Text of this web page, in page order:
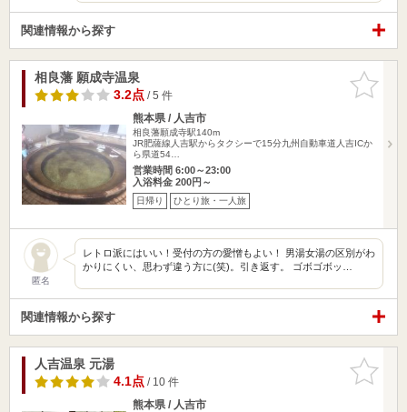
関連情報から探す
お気に入
りに追加
相良藩 願成寺温泉
3.2点/ 5 件
熊本県 / 人吉市
相良藩願成寺駅140m
JR肥薩線人吉駅からタクシーで15分九州自動車道人吉ICか
ら県道54…
営業時間 6:00～23:00
入浴料金 200円～
日帰り ひとり旅・一人旅
匿名
レトロ派にはいい！受付の方の愛憎もよい！ 男湯女湯の区別がわ
かりにくい、思わず違う方に(笑)。引き返す。 ゴボゴボッ…
関連情報から探す
お気に入
りに追加
人吉温泉 元湯
4.1点/ 10 件
熊本県 / 人吉市